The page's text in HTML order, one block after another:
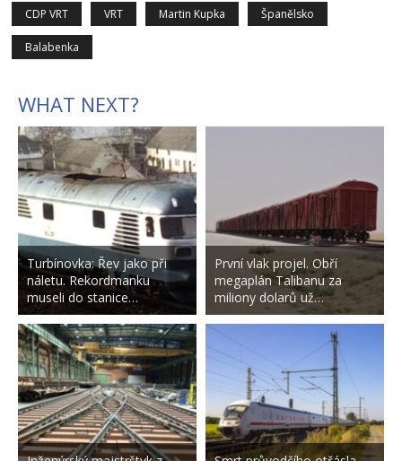
CDP VRT VRT Martin Kupka Španělsko
Balabenka
WHAT NEXT?
Turbínovka: Řev jako při
náletu. Rekordmanku
museli do stanice…
První vlak projel. Obří
megaplán Talibanu za
miliony dolarů už…